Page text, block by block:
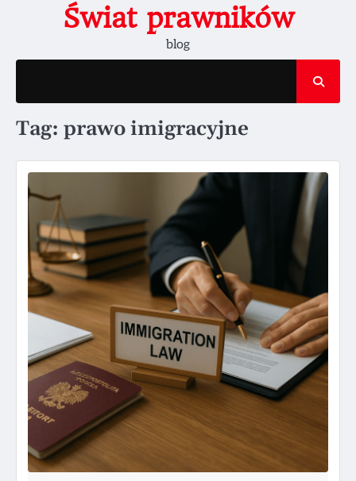
Świat prawników
blog
Tag: prawo imigracyjne